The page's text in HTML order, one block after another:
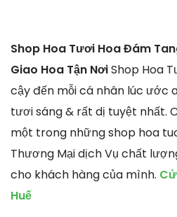
Shop Hoa Tươi Hoa Đám
Giao Hoa Tận NơiShop Hoa
cậy đến mỗi cá nhân lúc ước
tươi sáng & rất dị tuyệt nhất.
một trong những shop hoa
Thương Mại dịch Vụ chất
cho khách hàng của mình.
Huế